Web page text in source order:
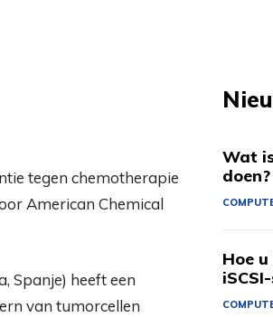
American Chemical
Spanje) heeft een
van tumorcellen
Wat
doen?
Hoe